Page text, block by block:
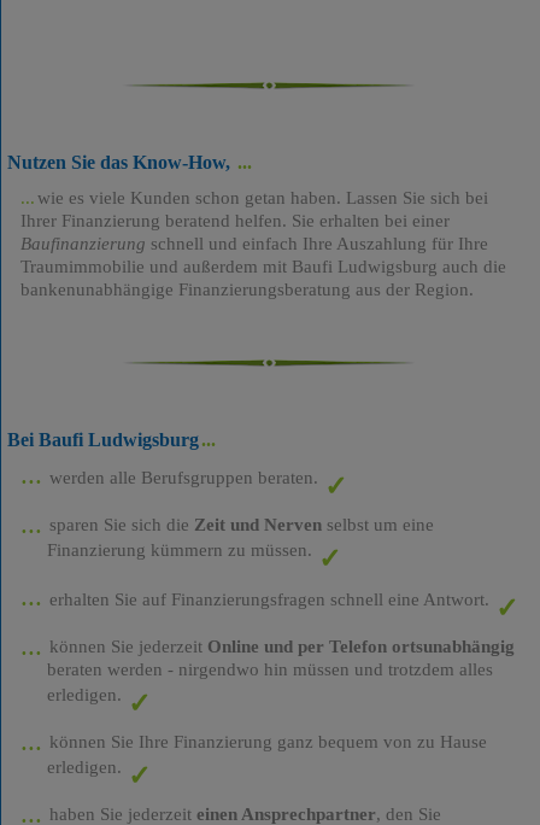
Nutzen Sie das Know-How,
wie es viele Kunden schon getan haben. Lassen Sie sich bei
Ihrer Finanzierung beratend helfen. Sie erhalten bei einer
Baufinanzierung schnell und einfach Ihre Auszahlung für Ihre
Traumimmobilie und außerdem mit Baufi Ludwigsburg auch die
bankenunabhängige Finanzierungsberatung aus der Region.
Bei Baufi Ludwigsburg
werden alle Berufsgruppen beraten.
sparen Sie sich die Zeit und Nervenselbst um eine
Finanzierung kümmern zu müssen.
erhalten Sie auf Finanzierungsfragen schnell eine Antwort.
können Sie jederzeit Online und per Telefon ortsunabhängig
beraten werden - nirgendwo hin müssen und trotzdem alles
erledigen.
können Sie Ihre Finanzierung ganz bequem von zu Hause
erledigen.
haben Sie jederzeit einen Ansprechpartner, den Sie